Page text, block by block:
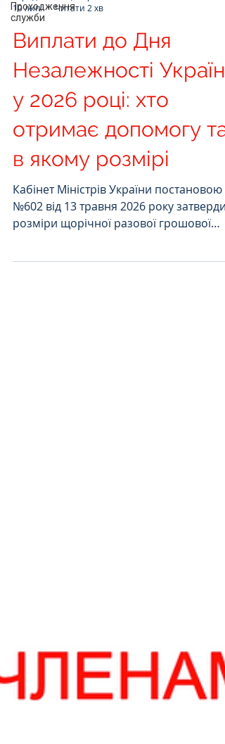
Проходження
служби
Юридичний центр
10 лип.
Читати 2 хв
Виплати до Дня
Незалежності України
у 2026 році: хто
отримає допомогу та
в якому розмірі
Кабінет Міністрів України постановою
№602 від 13 травня 2026 року затвердив